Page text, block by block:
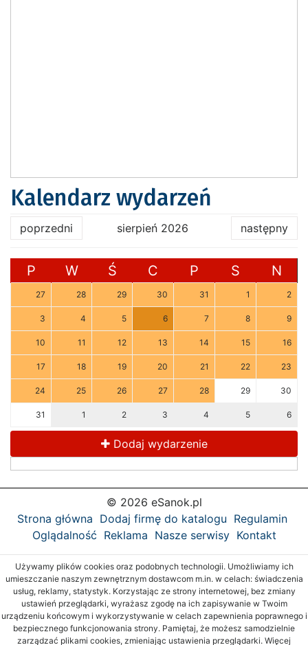
Kalendarz wydarzeń
poprzedni sierpień 2026 następny
P W Ś C P S N
27 28 29 30 31 1 2
3 4 5 6 7 8 9
10 11 12 13 14 15 16
17 18 19 20 21 22 23
24 25 26 27 28 29 30
31 1 2 3 4 5 6
Dodaj wydarzenie
© 2026 eSanok.pl
Strona główna Dodaj firmę do katalogu Regulamin
Oglądalność Reklama Nasze serwisy Kontakt
Używamy plików cookies oraz podobnych technologii. Umożliwiamy ich
umieszczanie naszym zewnętrznym dostawcom m.in. w celach: świadczenia
usług, reklamy, statystyk. Korzystając ze strony internetowej, bez zmiany
ustawień przeglądarki, wyrażasz zgodę na ich zapisywanie w Twoim
urządzeniu końcowym i wykorzystywanie w celach zapewnienia poprawnego i
bezpiecznego funkcjonowania strony. Pamiętaj, że możesz samodzielnie
zarządzać plikami cookies, zmieniając ustawienia przeglądarki. Więcej